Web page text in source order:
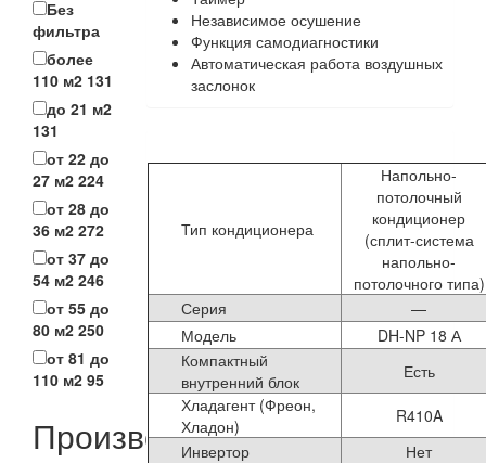
Без
фильтра
более
110 м2 131
до 21 м2
131
от 22 до
27 м2 224
от 28 до
36 м2 272
от 37 до
54 м2 246
от 55 до
80 м2 250
от 81 до
110 м2 95
Производитель
Независимое осушение
Функция самодиагностики
Автоматическая работа воздушных
заслонок
Тип кондиционера
Напольно-
потолочный
кондиционер
(сплит-система
напольно-
потолочного типа)
Серия
—
Модель
DH-NP 18 А
Компактный
внутренний блок
Есть
Хладагент (Фреон,
Хладон)
R410A
Инвертор
Нет